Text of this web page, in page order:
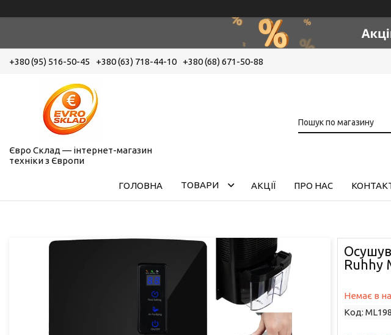
+380 (95) 516-50-45 +380 (63) 718-44-10 +380 (68) 671-50-88
Євро Склад — інтернет-магазин
техніки з Європи
ГОЛОВНА ТОВАРИ АКЦІЇ ПРО НАС
Ruhhy
Немає в
Код: